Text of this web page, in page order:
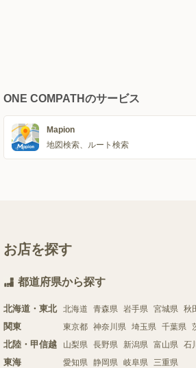
ONE COMPATHのサービス
Mapion
地図検索、ルート検索
お店を探す
都道府県から探す
北海道・東北 北海道 青森県 岩手県 宮城県 秋
関東 東京都 神奈川県 埼玉県 千葉県
北陸・甲信越 山梨県 長野県 新潟県 富山県 石
東海 愛知県 静岡県 岐阜県 三重県